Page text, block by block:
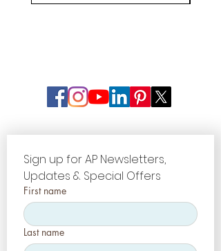
Sign up for AP Newsletters,
Updates & Special Offers
First name
Last name